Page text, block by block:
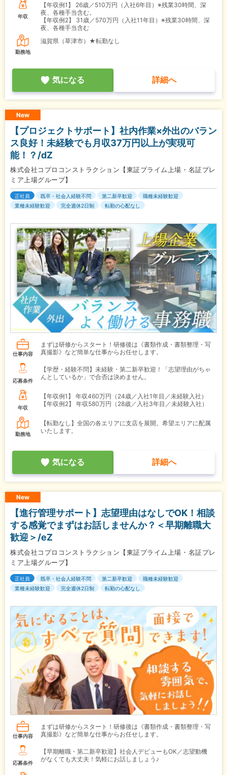
年収
【年収例1】
26歳／510万円（入社6年目）※残業30時間、深
夜、各種手当含む。
【年収例2】
31歳／570万円（入社11年目）※残業30時間、深
夜、各種手当含む
勤務地
滋賀県（草津市）★転勤なし
気になる 詳細へ
New
【プロジェクトサポート】社内作業×外出のバラン
ス良好！未経験でも月収37万円以上が実現可
能！？/dZ
株式会社コプロコンストラクション【東証プライム上場・名証プレ
ミア上場グループ】
正社員 既卒・社会人経験不問 第二新卒歓迎
職種未経験歓迎
業種未経験歓迎
完全週休2日制 転勤の心配なし
仕事内容
まずは研修からスタート！研修後は《書類作成・書類整理・写
真撮影》など簡単な仕事からお任せします。
応募条件
【学歴・経験不問】未経験・第二新卒歓迎！「志望理由がちゃ
んとしているか」で合否は決めません。
年収
【年収例1】
年収460万円（24歳／入社1年目／未経験入社）
【年収例2】
年収580万円（28歳／入社3年目／未経験入社）
勤務地
【転勤なし】全国の各エリアに支店を展開。希望エリアに配属
いたします。
気になる 詳細へ
New
【進行管理サポート】志望理由はなしでOK！相談
する感覚でまずはお話しませんか？＜早期離職大
歓迎＞/eZ
株式会社コプロコンストラクション【東証プライム上場・名証プレ
ミア上場グループ】
正社員 既卒・社会人経験不問 第二新卒歓迎
職種未経験歓迎
業種未経験歓迎
完全週休2日制 転勤の心配なし
仕事内容
まずは研修からスタート！研修後は《書類作成・書類整理・写
真撮影》など簡単な仕事からお任せします。
応募条件
【早期離職・第二新卒歓迎】社会人デビューもOK／志望動機
がなくても大丈夫！気軽にお話しましょう♪